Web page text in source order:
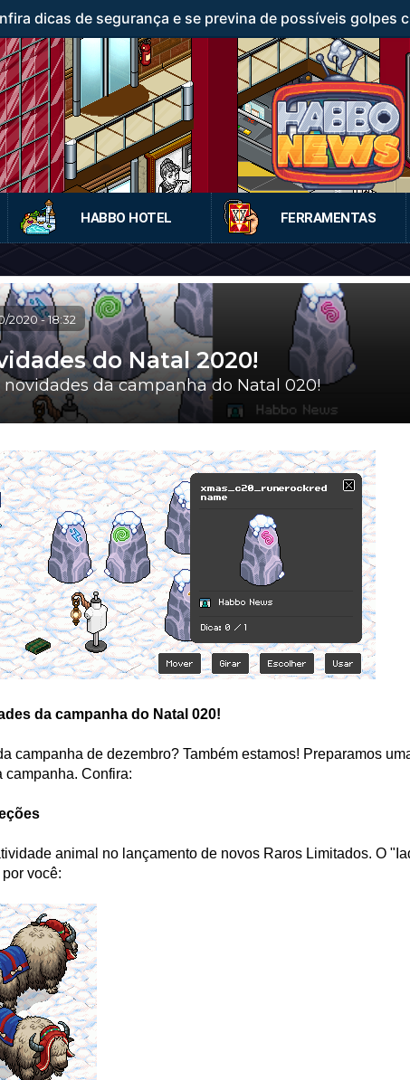
dicas de segurança e se previna de possíveis
HABBO HOTEL FERRAMENTAS
2020-18:32
do Natal 2020!
da campanha do Natal 020!
da campanha do Natal 020!
campanha de dezembro? Também estamos! Preparamos
campanha. Confira:
animal no lançamento de novos Raros Limitados. O
você: